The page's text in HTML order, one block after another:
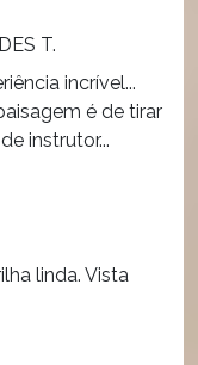
T.
incrível...
é de tirar
instrutor...
linda. Vista